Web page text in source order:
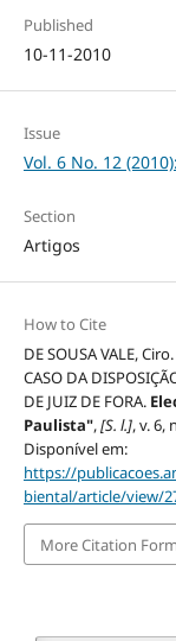
Published
10-11-2010
Issue
Vol. 6 No. 12
Section
Artigos
How to Cite
DE SOUSA VALE,
CASO DA
DE JUIZ DE FORA.
Paulista",[S. l.], v. 6,
Disponível em:
https://
biental/article/view/
More Citation